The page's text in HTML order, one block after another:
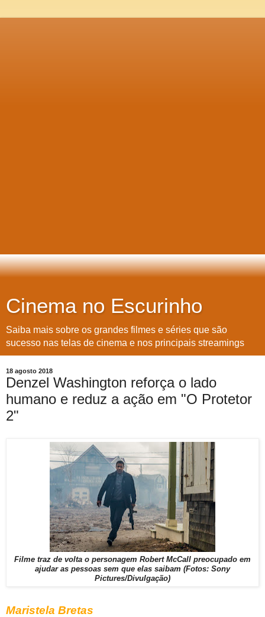
Cinema no Escurinho
Saiba mais sobre os grandes filmes e séries que são
sucesso nas telas de cinema e nos principais streamings
18 agosto 2018
Denzel Washington reforça o lado
humano e reduz a ação em "O Protetor
2"
Filme traz de volta o personagem Robert McCall preocupado em
ajudar as pessoas sem que elas saibam (Fotos: Sony
Pictures/Divulgação)
Maristela Bretas